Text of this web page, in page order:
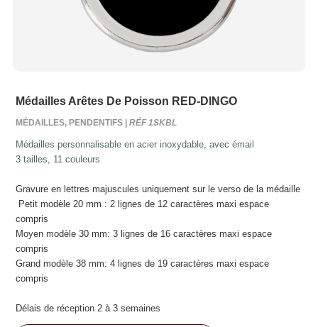
Médailles Arêtes De Poisson RED-DINGO
MÉDAILLES, PENDENTIFS | RÉF 1SKBL
Médailles personnalisable en acier inoxydable, avec émail
3 tailles, 11 couleurs
Gravure en lettres majuscules uniquement sur le verso de la médaille
Petit modèle 20 mm : 2 lignes de 12 caractères maxi espace
compris
Moyen modèle 30 mm: 3 lignes de 16 caractères maxi espace
compris
Grand modèle 38 mm: 4 lignes de 19 caractères maxi espace
compris
Délais de réception 2 à 3 semaines